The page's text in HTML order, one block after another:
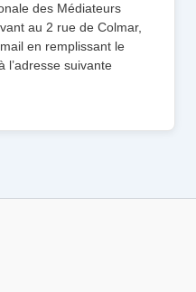
des Médiateurs
au 2 rue de Colmar,
en remplissant le
l’adresse suivante